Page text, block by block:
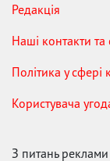
Редакція
Наші контакти та
Політика у сфері
Користувача
З питань реклами